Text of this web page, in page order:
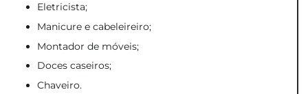
Eletricista;
Manicure e cabeleireiro;
Montador de móveis;
Doces caseiros;
Chaveiro.